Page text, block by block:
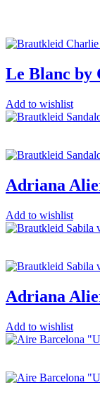
Le Blanc by
Add to wishlist
Adriana
Add to wishlist
Adriana
Add to wishlist